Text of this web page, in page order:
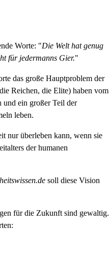
Worte: "Die Welt hat genug
für jedermanns Gier."
das große Hauptproblem der
Reichen, die Elite) haben vom
ein großer Teil der
leben.
nur überleben kann, wenn sie
der humanen
soll diese Vision
für die Zukunft sind gewaltig.